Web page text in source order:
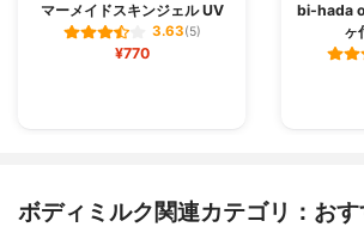
マーメイドスキンジェル UV
3.63(5)
¥770
bi-hada
ヶ
ボディミルク関連カテゴリ：お